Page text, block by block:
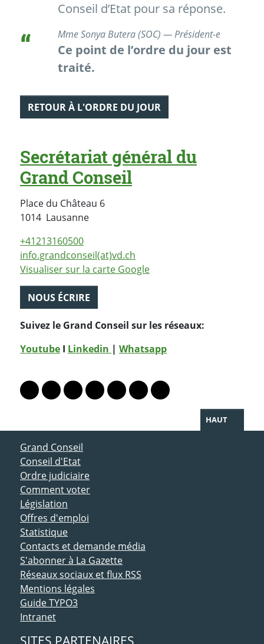
Conseil d’Etat pour sa réponse.
Mme Sonya Butera (SOC) — Président-e
Ce point de l’ordre du jour est
traité.
RETOUR À L'ORDRE DU JOUR
Secrétariat général du
Grand Conseil
Place du Château 6
1014 LausanneSuisse
+41213160500
info.grandconseil(at)vd.ch
Visualiser sur la carte Google
NOUS ÉCRIRE
Suivez le Grand Conseil sur les réseaux:
Youtube I Linkedin | Whatsapp
Lien vers le profil Mastodon
Lien vers le profil Bluesky
Lien vers le profil Instagram
Lien vers le profil Linkedin
Lien vers le profil Facebook
Lien vers le profil Twitter
Partager par WhatsApp
HAUT
ACCÈS DIRECT
Grand Conseil
Conseil d'Etat
Ordre judiciaire
Comment voter
Législation
Offres d'emploi
Statistique
Contacts et demande média
S'abonner à La Gazette
Réseaux sociaux et flux RSS
Mentions légales
Guide TYPO3
Intranet
SITES PARTENAIRES